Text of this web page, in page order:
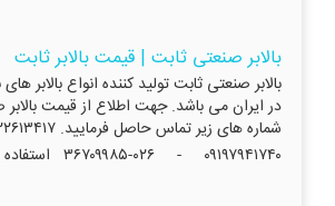
بالابر صنعتی ثابت | قیمت بالابر ثابت
بالابر صنعتی ثابت تولید کننده انواع بالابر های
در ایران می باشد. جهت اطلاع از قیمت بالابر
۰۹۱۹۷۹۴۱۷۴۰ - ۰۲۶-۳۶۷۰۹۹۸۵ استفاده از بالابر هیدر